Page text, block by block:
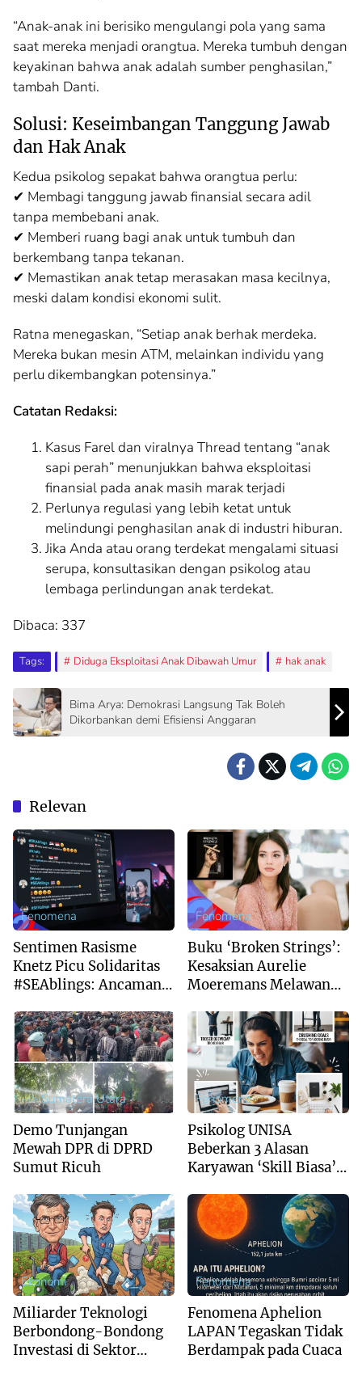
“Anak-anak ini berisiko mengulangi pola yang sama
saat mereka menjadi orangtua. Mereka tumbuh dengan
keyakinan bahwa anak adalah sumber penghasilan,”
tambah Danti.
Solusi: Keseimbangan Tanggung Jawab
dan Hak Anak
Kedua psikolog sepakat bahwa orangtua perlu:
✔ Membagi tanggung jawab finansial secara adil
tanpa membebani anak.
✔ Memberi ruang bagi anak untuk tumbuh dan
berkembang tanpa tekanan.
✔ Memastikan anak tetap merasakan masa kecilnya,
meski dalam kondisi ekonomi sulit.
Ratna menegaskan, “Setiap anak berhak merdeka.
Mereka bukan mesin ATM, melainkan individu yang
perlu dikembangkan potensinya.”
Catatan Redaksi:
Kasus Farel dan viralnya Thread tentang “anak
sapi perah” menunjukkan bahwa eksploitasi
finansial pada anak masih marak terjadi
Perlunya regulasi yang lebih ketat untuk
melindungi penghasilan anak di industri hiburan.
Jika Anda atau orang terdekat mengalami situasi
serupa, konsultasikan dengan psikolog atau
lembaga perlindungan anak terdekat.
Dibaca: 337
Tags: Diduga Eksploitasi Anak Dibawah Umur hak anak
Bima Arya: Demokrasi Langsung Tak Boleh
Dikorbankan demi Efisiensi Anggaran
Relevan
Fenomena
Sentimen Rasisme
Knetz Picu Solidaritas
#SEAblings: Ancaman
Menguat
Fenomena
Buku ‘Broken Strings’:
Kesaksian Aurelie
Moeremans Melawan
--> Sumatera Utara
Demo Tunjangan
Mewah DPR di DPRD
Sumut Ricuh
Fenomena
Psikolog UNISA
Beberkan 3 Alasan
Karyawan ‘Skill Biasa’
di Medsos”
Ekonomi
Miliarder Teknologi
Berbondong-Bondong
Investasi di Sektor
Fenomena
Fenomena Aphelion
LAPAN Tegaskan Tidak
Berdampak pada Cuaca